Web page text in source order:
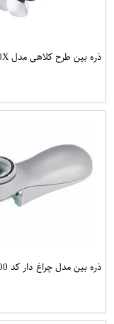
ذره بین طرح کلاهی مدل Z-20X
ذره بین مدل چراغ دار کد MG-13100